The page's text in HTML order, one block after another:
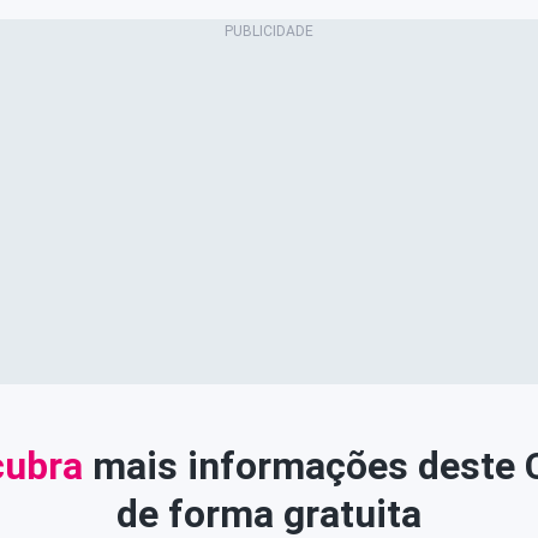
mais informações deste
de forma gratuita